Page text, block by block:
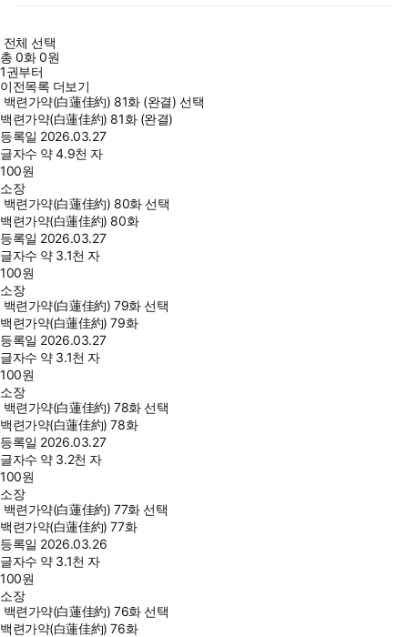
전체 선택
총0화0원
1권부터
이전목록 더보기
백련가약(白蓮佳約) 81화 (완결) 선택
백련가약(白蓮佳約) 81화 (완결)
등록일 2026.03.27
글자수 약 4.9천 자
100원
소장
백련가약(白蓮佳約) 80화 선택
백련가약(白蓮佳約) 80화
등록일 2026.03.27
글자수 약 3.1천 자
100원
소장
백련가약(白蓮佳約) 79화 선택
백련가약(白蓮佳約) 79화
등록일 2026.03.27
글자수 약 3.1천 자
100원
소장
백련가약(白蓮佳約) 78화 선택
백련가약(白蓮佳約) 78화
등록일 2026.03.27
글자수 약 3.2천 자
100원
소장
백련가약(白蓮佳約) 77화 선택
백련가약(白蓮佳約) 77화
등록일 2026.03.26
글자수 약 3.1천 자
100원
소장
백련가약(白蓮佳約) 76화 선택
백련가약(白蓮佳約) 76화